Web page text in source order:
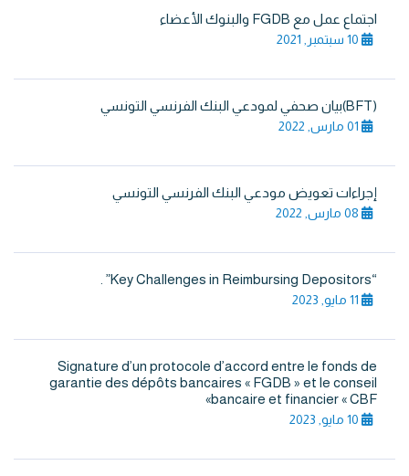
اجتماع عمل مع FGDB والبنوك الأعضاء
10 سبتمبر, 2021
01 مارس, 2022
إجراءات تعويض مودعي البنك الفرنسي التونسي
08 مارس, 2022
11 مايو, 2023
Signature d’un protocole d’accord entre le fonds de
garantie des dépôts bancaires « FGDB » et le conseil
bancaire et financier « CBF»
10 مايو, 2023